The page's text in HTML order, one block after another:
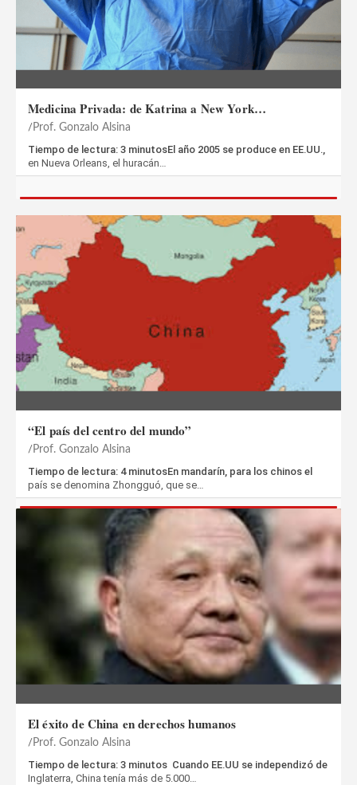
Medicina Privada: de Katrina a New York…
Prof. Gonzalo Alsina
Tiempo de lectura: 3 minutosEl año 2005 se produce en EE.UU.,
en Nueva Orleans, el huracán…
“El país del centro del mundo”
Prof. Gonzalo Alsina
Tiempo de lectura: 4 minutosEn mandarín, para los chinos el
país se denomina Zhongguó, que se…
El éxito de China en derechos humanos
Prof. Gonzalo Alsina
Tiempo de lectura: 3 minutos Cuando EE.UU se independizó de
Inglaterra, China tenía más de 5.000…